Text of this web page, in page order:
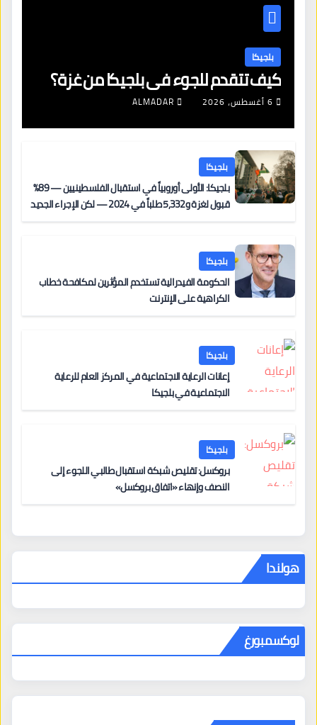
بلجيكا
كيف تتقدم للجوء في بلجيكا من غزة؟
6 أغسطس، 2026 ALMADAR
بلجيكا
بلجيكا: الأولى أوروبياً في استقبال الفلسطينيين — 89%
قبول لغزة و5,332 طلباً في 2024 — لكن الإجراء الجديد
بلجيكا
الحكومة الفيدرالية تستخدم المؤثرين لمكافحة خطاب
الكراهية على الإنترنت
بلجيكا
إعانات الرعاية الاجتماعية في المركز العام للرعاية
الاجتماعية في بلجيكا
بلجيكا
بروكسل: تقليص شبكة استقبال طالبي اللجوء إلى
النصف وإنهاء «اتفاق بروكسل»
هولندا
لوكسمبورغ